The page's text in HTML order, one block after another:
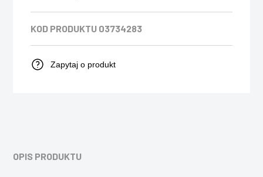
KOD PRODUKTU 03734283
Zapytaj o produkt
OPIS PRODUKTU